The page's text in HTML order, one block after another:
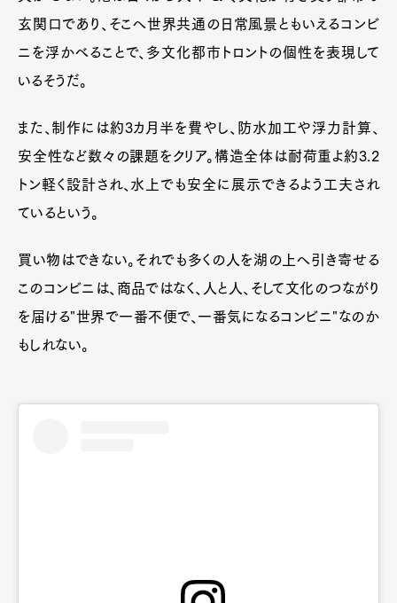
玄関口であり、そこへ世界共通の日常風景ともいえるコンビ
ニを浮かべることで、多文化都市トロントの個性を表現して
いるそうだ。
また、制作には約3カ月半を費やし、防水加工や浮力計算、
安全性など数々の課題をクリア。構造全体は耐荷重よ約3.2
トン軽く設計され、水上でも安全に展示できるよう工夫され
ているという。
買い物はできない。それでも多くの人を湖の上へ引き寄せる
このコンビニは、商品ではなく、人と人、そして文化のつながり
を届ける"世界で一番不便で、一番気になるコンビニ"なのか
もしれない。